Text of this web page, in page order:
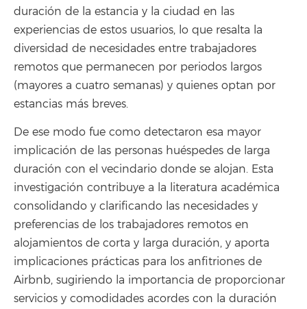
duración de la estancia y la ciudad en las
experiencias de estos usuarios, lo que resalta la
diversidad de necesidades entre trabajadores
remotos que permanecen por periodos largos
(mayores a cuatro semanas) y quienes optan por
estancias más breves.
De ese modo fue como detectaron esa mayor
implicación de las personas huéspedes de larga
duración con el vecindario donde se alojan. Esta
investigación contribuye a la literatura académica
consolidando y clarificando las necesidades y
preferencias de los trabajadores remotos en
alojamientos de corta y larga duración, y aporta
implicaciones prácticas para los anfitriones de
Airbnb, sugiriendo la importancia de proporcionar
servicios y comodidades acordes con la duración